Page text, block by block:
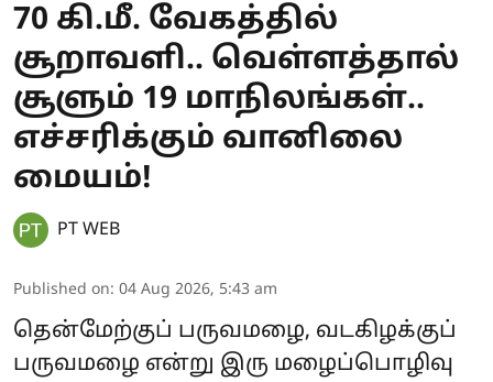
70 கி.மீ. வேகத்தில்
சூறாவளி.. வெள்ளத்தால்
சூளும் 19 மாநிலங்கள்..
எச்சரிக்கும் வானிலை
மையம்!
PT WEB
Published on: 04 Aug 2026, 5:43 am
தென்மேற்குப் பருவமழை, வடகிழக்குப்
பருவமழை என்று இரு மழைப்பொழிவு